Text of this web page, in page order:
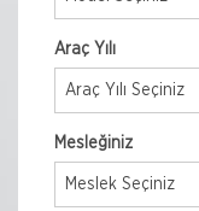
Araç Yılı
Araç Yılı Seçiniz
Mesleğiniz
Meslek Seçiniz